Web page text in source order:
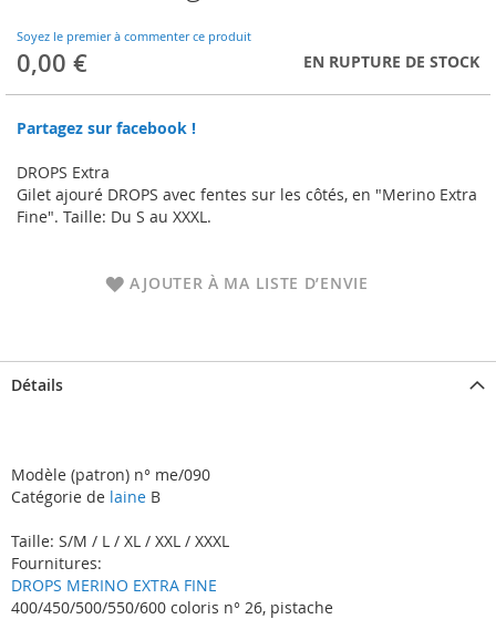
Soyez le premier à commenter ce produit
0,00 € EN RUPTURE DE STOCK
Partagez sur facebook !
DROPS Extra
Gilet ajouré DROPS avec fentes sur les côtés, en "Merino Extra
Fine". Taille: Du S au XXXL.
AJOUTER À MA LISTE D’ENVIE
beginning
of
the
gallery
Détails
Modèle (patron) n° me/090
Catégorie de laine B
Taille: S/M / L / XL / XXL / XXXL
Fournitures:
DROPS MERINO EXTRA FINE
400/450/500/550/600 coloris n° 26, pistache